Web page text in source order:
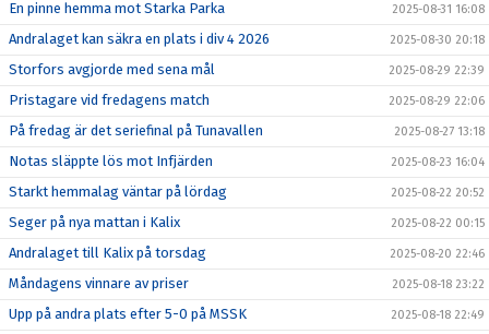
En pinne hemma mot Starka Parka 2025-08-31 16:08
Andralaget kan säkra en plats i div 4 2026 2025-08-30 20:18
Storfors avgjorde med sena mål 2025-08-29 22:39
Pristagare vid fredagens match 2025-08-29 22:06
På fredag är det seriefinal på Tunavallen 2025-08-27 13:18
Notas släppte lös mot Infjärden 2025-08-23 16:04
Starkt hemmalag väntar på lördag 2025-08-22 20:52
Seger på nya mattan i Kalix 2025-08-22 00:15
Andralaget till Kalix på torsdag 2025-08-20 22:46
Måndagens vinnare av priser 2025-08-18 23:22
Upp på andra plats efter 5-0 på MSSK 2025-08-18 22:49